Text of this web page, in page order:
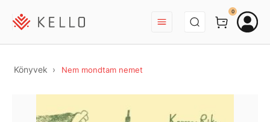
BEJELENTKEZÉS
0
Könyvek Nem mondtam nemet